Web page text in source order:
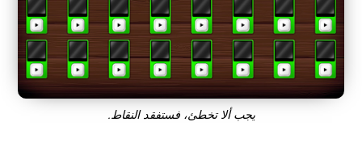
يجب ألا تخطئ، فستفقد النقاط.